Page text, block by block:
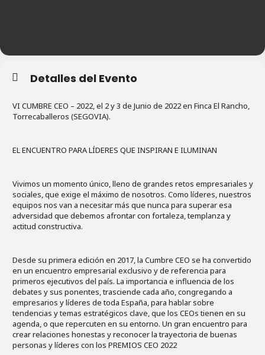
Detalles del Evento
VI CUMBRE CEO – 2022, el 2 y 3 de Junio de 2022 en Finca El Rancho,
Torrecaballeros (SEGOVIA).
EL ENCUENTRO PARA LÍDERES QUE INSPIRAN E ILUMINAN
Vivimos un momento único, lleno de grandes retos empresariales y
sociales, que exige el máximo de nosotros. Como líderes, nuestros
equipos nos van a necesitar más que nunca para superar esa
adversidad que debemos afrontar con fortaleza, templanza y
actitud constructiva.
Desde su primera edición en 2017, la Cumbre CEO se ha convertido
en un encuentro empresarial exclusivo y de referencia para
primeros ejecutivos del país. La importancia e influencia de los
debates y sus ponentes, trasciende cada año, congregando a
empresarios y líderes de toda España, para hablar sobre
tendencias y temas estratégicos clave, que los CEOs tienen en su
agenda, o que repercuten en su entorno. Un gran encuentro para
crear relaciones honestas y reconocer la trayectoria de buenas
personas y líderes con los PREMIOS CEO 2022